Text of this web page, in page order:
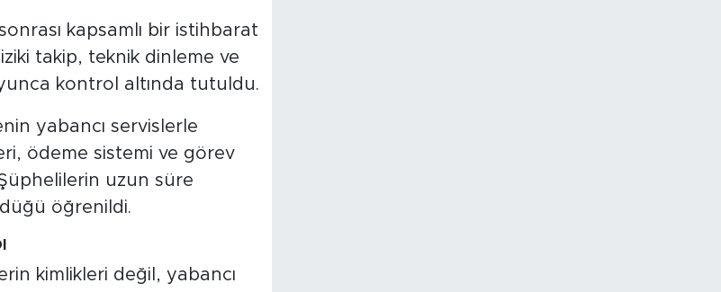
kapsamlı bir istihbarat
takip, teknik dinleme ve
kontrol altında tutuldu.
yabancı servislerle
ödeme sistemi ve görev
Şüphelilerin uzun süre
öğrenildi.
kimlikleri değil, yabancı